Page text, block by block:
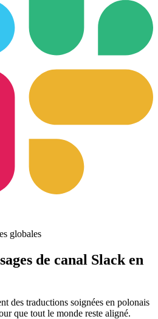
globales
de canal Slack en
des traductions soignées en polonais
que tout le monde reste aligné.